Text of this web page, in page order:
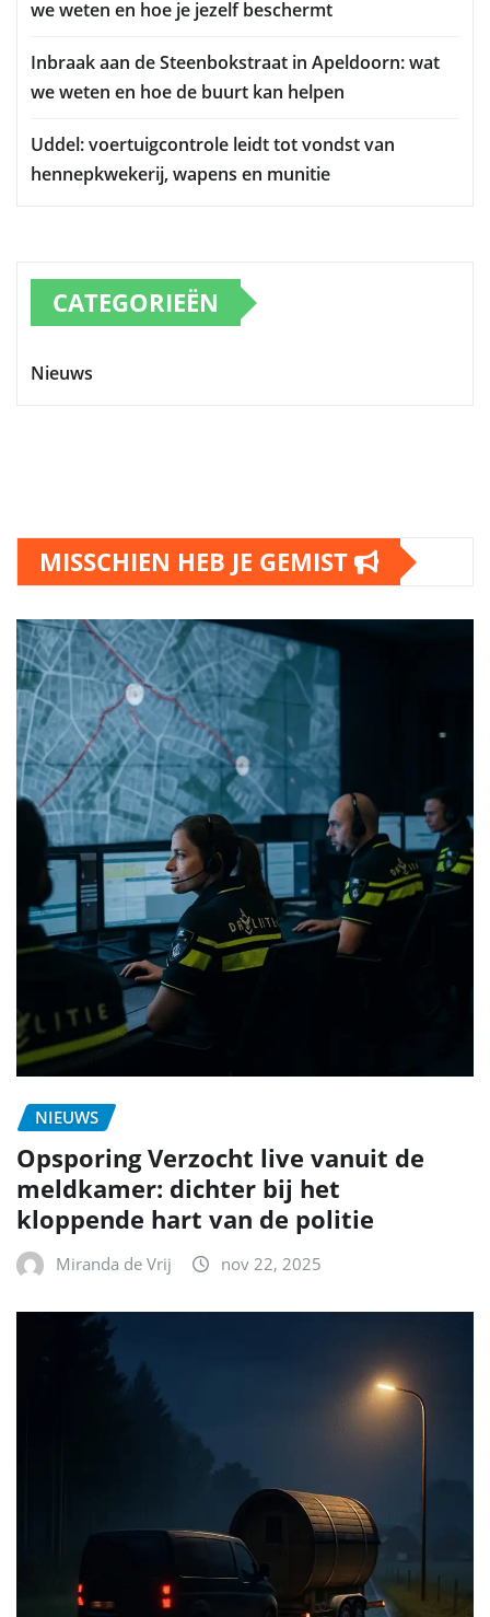
we weten en hoe je jezelf beschermt
Inbraak aan de Steenbokstraat in Apeldoorn: wat
we weten en hoe de buurt kan helpen
Uddel: voertuigcontrole leidt tot vondst van
hennepkwekerij, wapens en munitie
CATEGORIEËN
Nieuws
MISSCHIEN HEB JE GEMIST
NIEUWS
Opsporing Verzocht live vanuit de
meldkamer: dichter bij het
kloppende hart van de politie
Miranda de Vrij nov 22, 2025